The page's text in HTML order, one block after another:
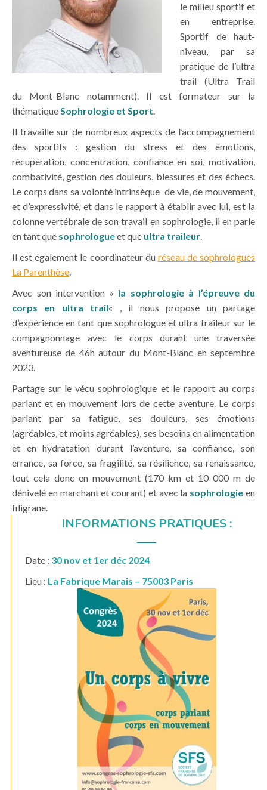
le milieu sportif et
en entreprise.
Sportif de haut-
niveau, par sa
pratique de l’ultra
trail (Ultra Trail
du Mont-Blanc notamment). Il est formateur sur la
thématiqueSophrologie et Sport.
Il travaille sur de nombreux aspects de l’accompagnement
des sportifs : gestion du stress et des émotions,
récupération, concentration, confiance en soi, motivation,
combativité, gestion des douleurs, blessures et des échecs.
Le corps dans sa volonté intrinsèque de vie, de mouvement,
et d’expressivité, et dans le rapport à établir avec lui, est la
colonne vertébrale de son travail en sophrologie, il en parle
en tant que sophrologueet que ultra traileur.
Il est également le coordinateur du réseau de sophrologues
La Parenthèse.
Avec son intervention « la sophrologie à l’épreuve du
corps en ultra trail« , il nous propose un partage
d’expérience en tant que sophrologue et ultra traileur sur le
compagnonnage avec le corps durant une traversée
aventureuse de 46h autour du Mont-Blanc en septembre
2023.
Partage sur le vécu sophrologique et le rapport au corps
parlant et en mouvement lors de cette aventure. Le corps
parlant par sa fatigue, ses douleurs, ses émotions
(agréables, et moins agréables), ses besoins en alimentation
et en hydratation durant l’aventure, sa confiance, son
errance, sa force, sa fragilité, sa résilience, sa renaissance,
tout cela donc en mouvement (170 km et 10 000 m de
dénivelé en marchant et courant) et avec la sophrologie en
filigrane.
INFORMATIONS PRATIQUES :
Date : 30 nov et 1er déc 2024
Lieu : La Fabrique Marais – 75003 Paris